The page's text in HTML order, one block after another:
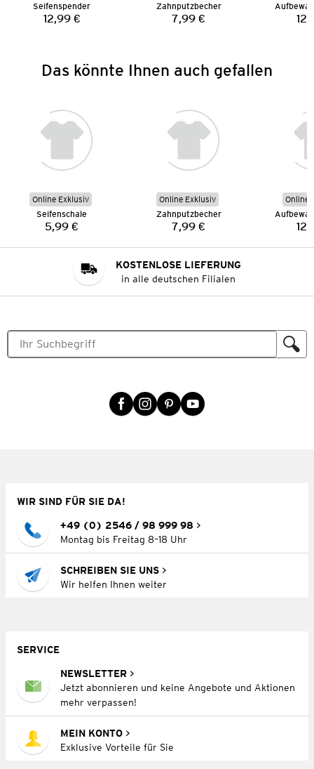
Seifenspender
Preis:
12,99 €
Zahnputzbecher
Preis:
7,99 €
Das könnte Ihnen auch gefallen
Online Exklusiv
Seifenschale
Preis:
5,99 €
Online Exklusiv
Zahnputzbecher
Preis:
7,99 €
Online
KOSTENLOSE LIEFERUNG
in alle deutschen Filialen
WIR SIND FÜR SIE DA!
+49 (0) 2546 / 98 999 98
Montag bis Freitag 8–18 Uhr
SCHREIBEN SIE UNS
Wir helfen Ihnen weiter
SERVICE
NEWSLETTER
Jetzt abonnieren und keine Angebote und Aktionen
mehr verpassen!
MEIN KONTO
Exklusive Vorteile für Sie